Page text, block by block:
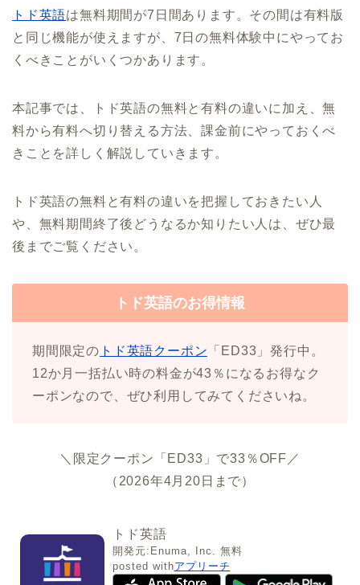
トド英語は無料期間が7日間あります。その間は有料版
と同じ機能が使えますが、7日の無料体験中にやってお
くべきことがいくつかあります。
本記事では、トド英語の無料と有料の違いに加え、無
料から有料へ切り替える方法、課金前にやっておくべ
きことを詳しく解説していきます。
トド英語の無料と有料の違いを把握しておきたい人
や、無料期間終了後どうなるか知りたい人は、ぜひ最
後までご覧ください。
トド英語のお得情報
期間限定の トド英語クーポン 「ED33」発行中。
12か月一括払い時の料金が43％になるお得なク
ーポンなので、ぜひ利用してみてくださいね。
＼限定クーポン「ED33」で33％OFF／
（2026年4月20日まで）
トド英語
開発元: Enuma, Inc. 無料
posted withアプリーチ